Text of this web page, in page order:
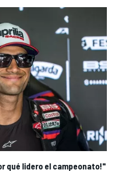
qué lidero el campeonato!"